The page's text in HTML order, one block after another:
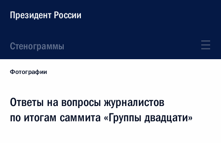
Президент России
Стенограммы
Фотографии
Ответы на вопросы журналистов
по итогам саммита «Группы двадцати»